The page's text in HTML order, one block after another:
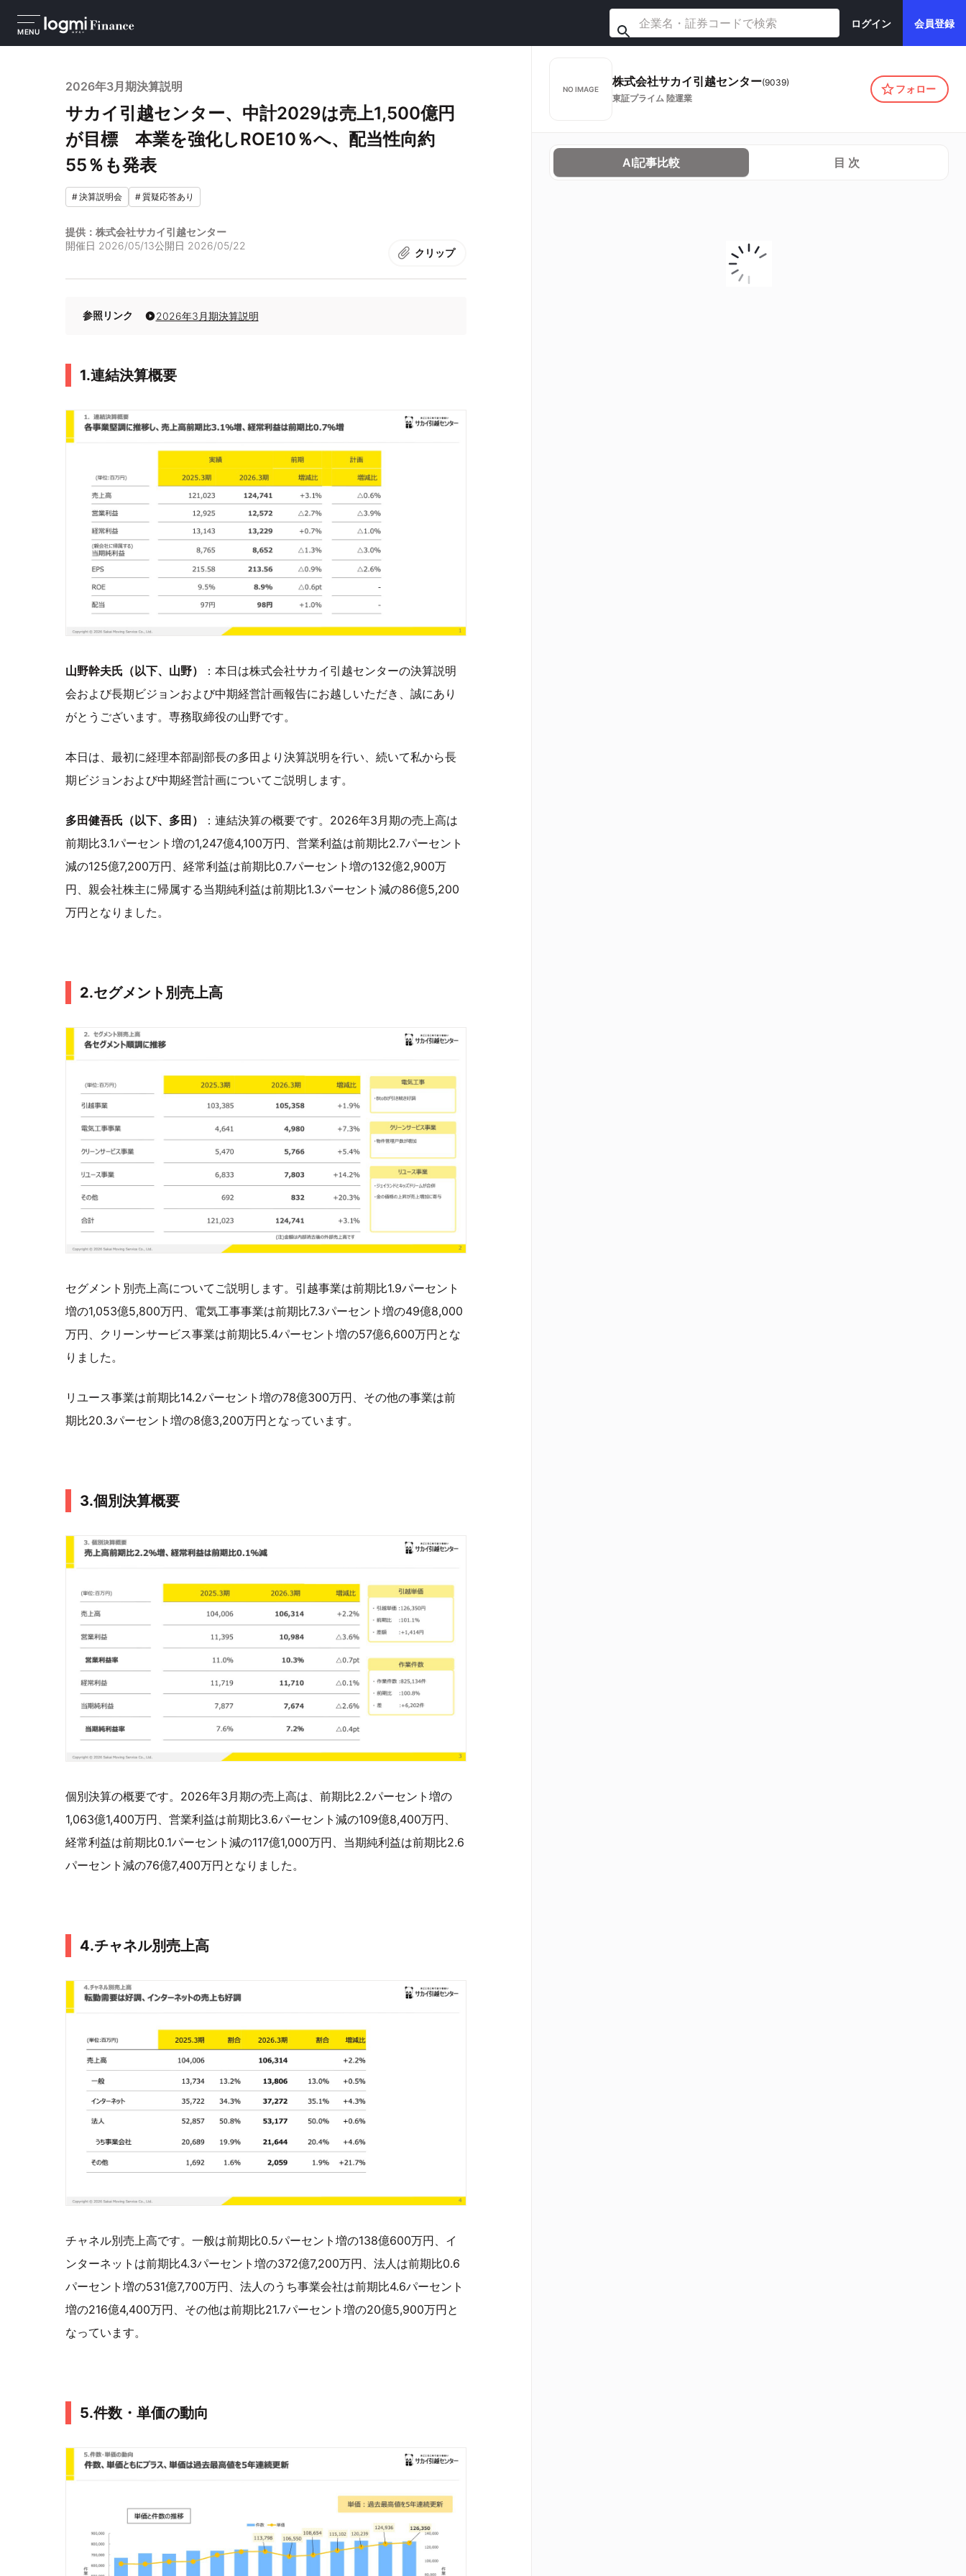
MENU
ログイン 会員登録
2026年3月期決算説明
サカイ引越センター、中計2029は売上1,500億円
が目標 本業を強化しROE10％へ、配当性向約
55％も発表
#決算説明会 #質疑応答あり
提供：株式会社サカイ引越センター
開催日 2026/05/13公開日 2026/05/22
クリップ
参照リンク 2026年3月期決算説明
1.連結決算概要
山野幹夫氏（以下、山野）
：本日は株式会社サカイ引越センターの決算説明
会および長期ビジョンおよび中期経営計画報告にお越しいただき、誠にあり
がとうございます。専務取締役の山野です。
本日は、最初に経理本部副部長の多田より決算説明を行い、続いて私から長
期ビジョンおよび中期経営計画についてご説明します。
多田健吾氏（以下、多田）
：連結決算の概要です。2026年3月期の売上高は
前期比3.1パーセント増の1,247億4,100万円、営業利益は前期比2.7パーセント
減の125億7,200万円、経常利益は前期比0.7パーセント増の132億2,900万
円、親会社株主に帰属する当期純利益は前期比1.3パーセント減の86億5,200
万円となりました。
2.セグメント別売上高
セグメント別売上高についてご説明します。引越事業は前期比1.9パーセント
増の1,053億5,800万円、電気工事事業は前期比7.3パーセント増の49億8,000
万円、クリーンサービス事業は前期比5.4パーセント増の57億6,600万円とな
りました。
リユース事業は前期比14.2パーセント増の78億300万円、その他の事業は前
期比20.3パーセント増の8億3,200万円となっています。
3.個別決算概要
個別決算の概要です。2026年3月期の売上高は、前期比2.2パーセント増の
1,063億1,400万円、営業利益は前期比3.6パーセント減の109億8,400万円、
経常利益は前期比0.1パーセント減の117億1,000万円、当期純利益は前期比2.6
パーセント減の76億7,400万円となりました。
4.チャネル別売上高
チャネル別売上高です。一般は前期比0.5パーセント増の138億600万円、イ
ンターネットは前期比4.3パーセント増の372億7,200万円、法人は前期比0.6
パーセント増の531億7,700万円、法人のうち事業会社は前期比4.6パーセント
増の216億4,400万円、その他は前期比21.7パーセント増の20億5,900万円と
なっています。
5.件数・単価の動向
NO IMAGE
株式会社サカイ引越センター(9039)
東証プライム 陸運業
フォロー
AI記事比較 目 次